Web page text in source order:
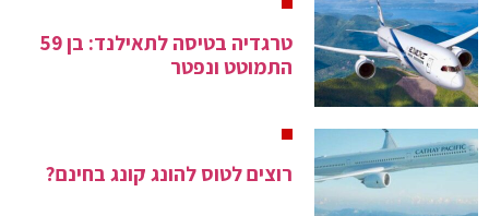
טרגדיה בטיסה לתאילנד: בן 59
התמוטט ונפטר
רוצים לטוס להונג קונג בחינם?